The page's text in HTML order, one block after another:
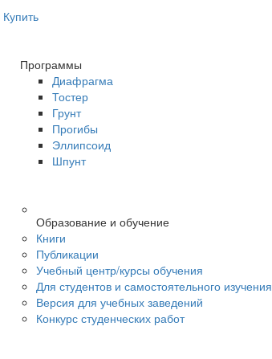
Купить
Программы
Диафрагма
Тостер
Грунт
Прогибы
Эллипсоид
Шпунт
Образование и обучение
Книги
Публикации
Учебный центр/курсы обучения
Для студентов и самостоятельного изучения
Версия для учебных заведений
Конкурс студенческих работ